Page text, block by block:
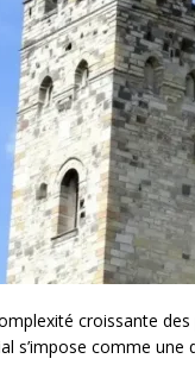
croissante
s’impose comme une